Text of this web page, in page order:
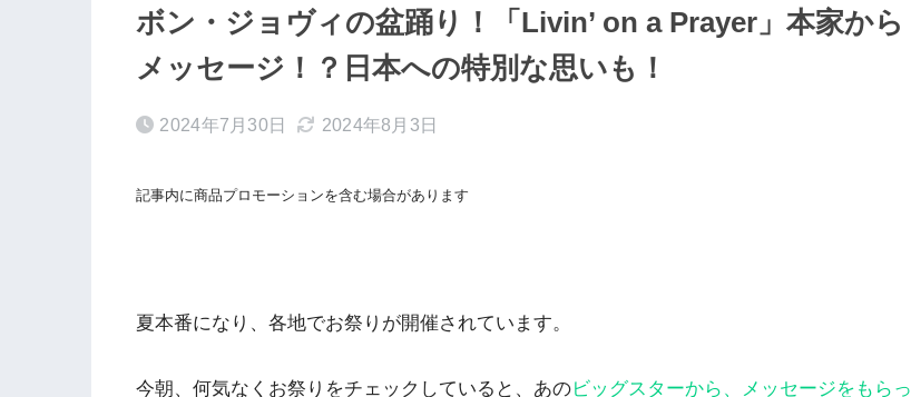
ボン・ジョヴィの盆踊り！「Livin’ on a Prayer」本家から
メッセージ！？日本への特別な思いも！
2024年7月30日 2024年8月3日
記事内に商品プロモーションを含む場合があります
夏本番になり、各地でお祭りが開催されています。
今朝、何気なくお祭りをチェックしていると、あのビッグスターから、メッセージをもらっ